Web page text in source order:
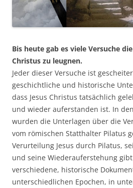
Bis heute gab es viele Versuche
Christus zu leugnen.
Jeder dieser Versuche ist
geschichtliche und historische
dass Jesus Christus tatsächlich
und wieder auferstanden ist. In
wurden die Unterlagen über die
vom römischen Statthalter Pilatus
Verurteilung Jesus durch Pilatus,
und seine Wiederauferstehung
verschiedene, historische
unterschiedlichen Epochen, in